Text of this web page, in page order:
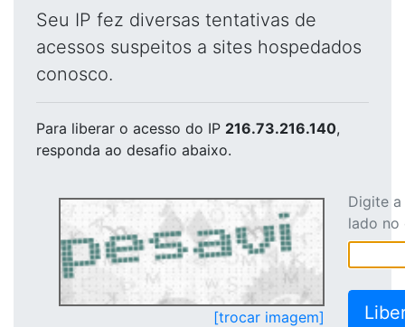
Seu IP fez diversas tentativas de
acessos suspeitos a sites hospedados
conosco.
Para liberar o acesso do IP 216.73.216.140,
responda ao desafio abaixo.
[trocar imagem]
Digite
lado no